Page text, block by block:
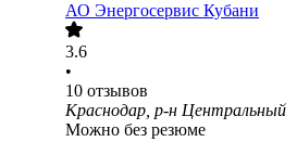
АО Энергосервис Кубани
3.6
•
10 отзывов
Краснодар, р-н Центральный
Можно без резюме